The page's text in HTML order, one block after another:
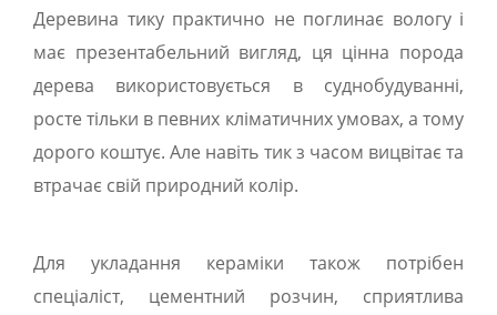
Деревина тику практично не поглинає вологу і
має презентабельний вигляд, ця цінна порода
дерева використовується в суднобудуванні,
росте тільки в певних кліматичних умовах, а тому
дорого коштує. Але навіть тик з часом вицвітає та
втрачає свій природний колір.
Для укладання кераміки також потрібен
спеціаліст, цементний розчин, сприятлива